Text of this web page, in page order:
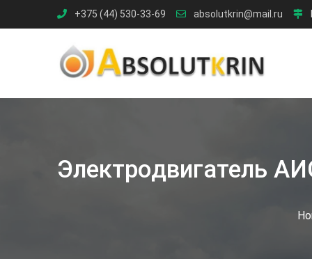
to
+375 (44) 530-33-69 absolutkrin@mail.ru
Электродвигатель